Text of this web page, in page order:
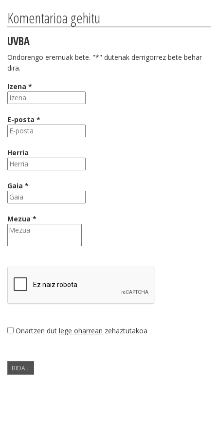
Komentarioa gehitu
UVBA
Ondorengo eremuak bete. "*" dutenak derrigorrez bete behar
dira.
Izena *
E-posta *
Herria
Gaia *
Mezua *
Onartzen dut lege oharrean zehaztutakoa
BIDALI